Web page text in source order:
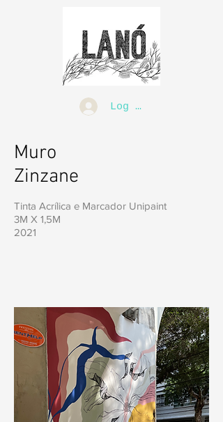
Log In
Muro
Zinzane
Tinta Acrílica e Marcador Unipaint
3M X 1,5M
2021